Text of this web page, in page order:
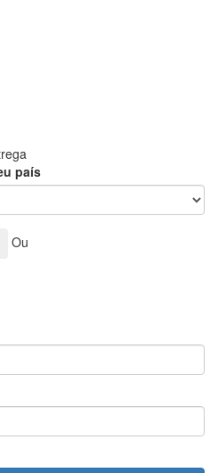
país
Ou